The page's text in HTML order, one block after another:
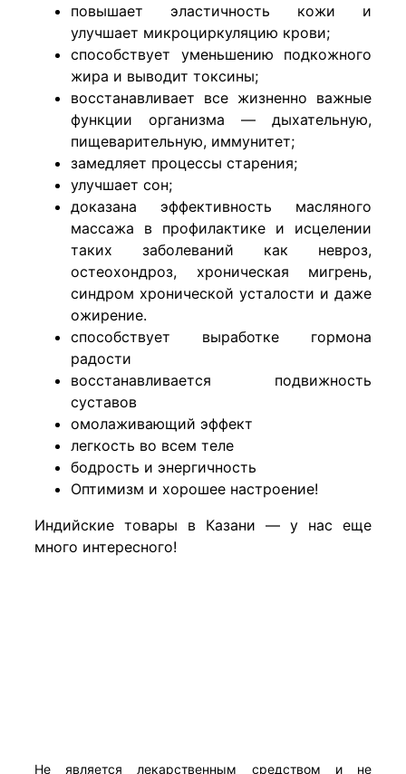
повышает эластичность кожи и
улучшает микроциркуляцию крови;
способствует уменьшению подкожного
жира и выводит токсины;
восстанавливает все жизненно важные
функции организма — дыхательную,
пищеварительную, иммунитет;
замедляет процессы старения;
улучшает сон;
доказана эффективность масляного
массажа в профилактике и исцелении
таких заболеваний как невроз,
остеохондроз, хроническая мигрень,
синдром хронической усталости и даже
ожирение.
способствует выработке гормона
радости
восстанавливается подвижность
суставов
омолаживающий эффект
легкость во всем теле
бодрость и энергичность
Оптимизм и хорошее настроение!
​Индийские товары в Казани — у нас еще
много интересного!
Не является лекарственным средством и не